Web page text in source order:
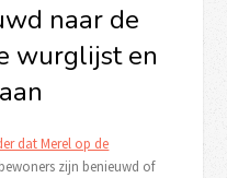
naar de
wurglijst en
dat Merel op de
zijn benieuwd of